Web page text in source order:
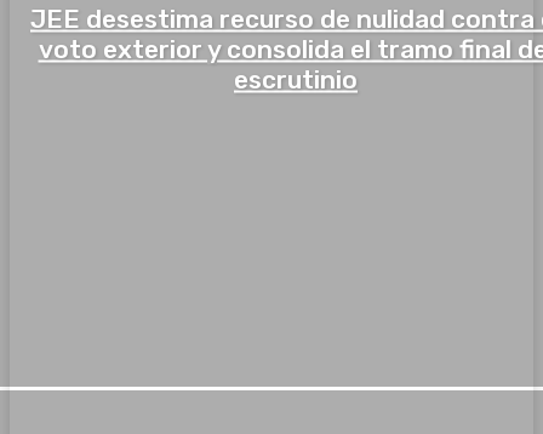
JEE desestima recurso de nulidad contra
voto exterior y consolida el tramo final
escrutinio